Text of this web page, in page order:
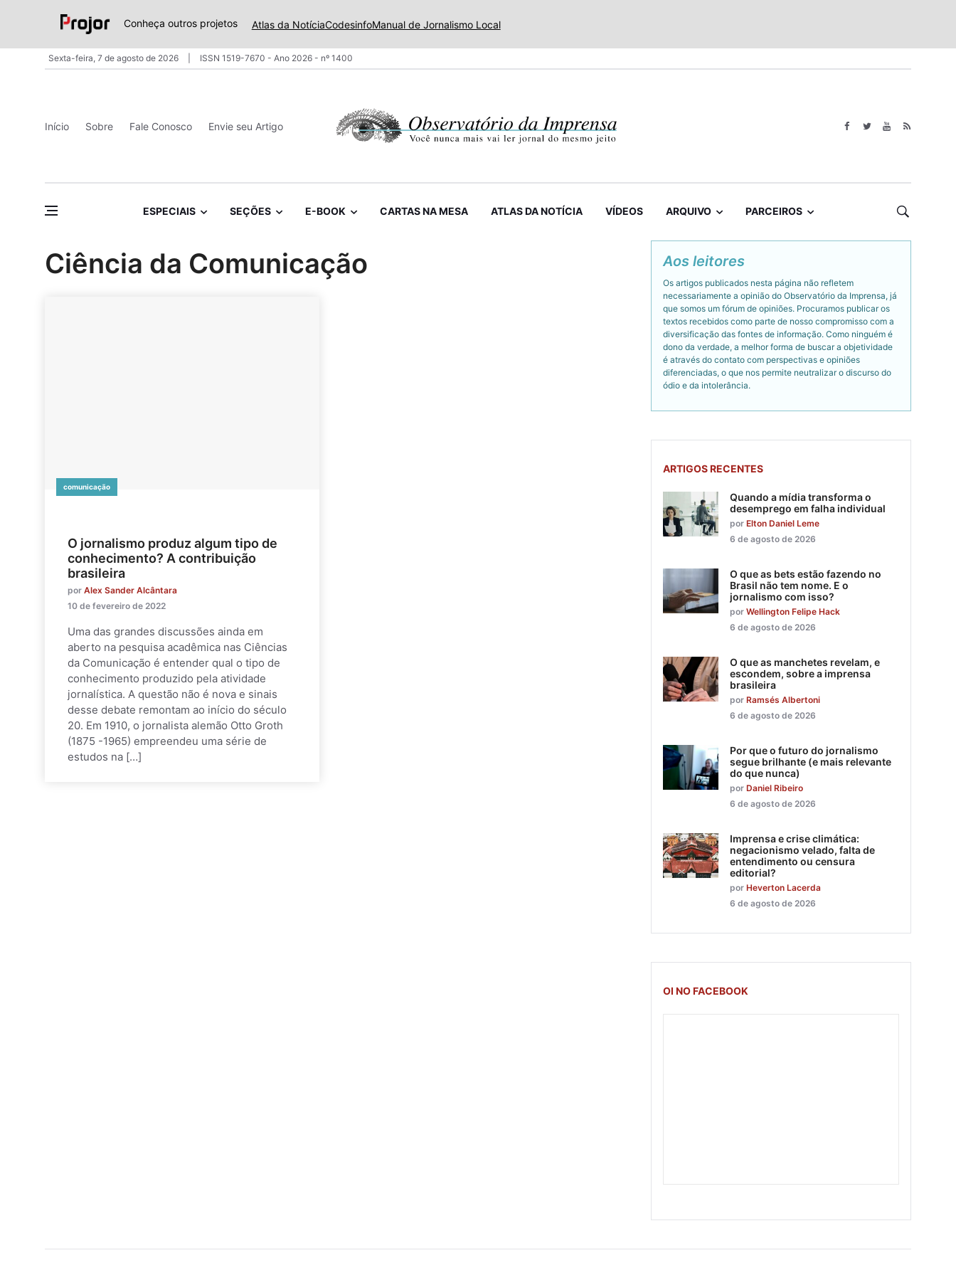
Conheça outros projetos Atlas da NotíciaCodesinfoManual de Jornalismo Local
Sexta-feira, 7 de agosto de 2026 ISSN 1519-7670 - Ano 2026 - nº 1400
Início Sobre Fale Conosco Envie seu Artigo
ESPECIAIS SEÇÕES E-BOOK CARTAS NA MESA ATLAS DA NOTÍCIA VÍDEOS ARQUIVO PARCEIROS
Ciência da Comunicação
comunicação
O jornalismo produz algum tipo de
conhecimento? A contribuição
brasileira
por Alex Sander Alcântara
10 de fevereiro de 2022
Uma das grandes discussões ainda em
aberto na pesquisa acadêmica nas Ciências
da Comunicação é entender qual o tipo de
conhecimento produzido pela atividade
jornalística. A questão não é nova e sinais
desse debate remontam ao início do século
20. Em 1910, o jornalista alemão Otto Groth
(1875 -1965) empreendeu uma série de
estudos na […]
Aos leitores
Os artigos publicados nesta página não refletem
necessariamente a opinião do Observatório da Imprensa, já
que somos um fórum de opiniões. Procuramos publicar os
textos recebidos como parte de nosso compromisso com a
diversificação das fontes de informação. Como ninguém é
dono da verdade, a melhor forma de buscar a objetividade
é através do contato com perspectivas e opiniões
diferenciadas, o que nos permite neutralizar o discurso do
ódio e da intolerância.
ARTIGOS RECENTES
Quando a mídia transforma o
desemprego em falha individual
por Elton Daniel Leme
6 de agosto de 2026
O que as bets estão fazendo no
Brasil não tem nome. E o
jornalismo com isso?
por Wellington Felipe Hack
6 de agosto de 2026
O que as manchetes revelam, e
escondem, sobre a imprensa
brasileira
por Ramsés Albertoni
6 de agosto de 2026
Por que o futuro do jornalismo
segue brilhante (e mais relevante
do que nunca)
por Daniel Ribeiro
6 de agosto de 2026
Imprensa e crise climática:
negacionismo velado, falta de
entendimento ou censura
editorial?
por Heverton Lacerda
6 de agosto de 2026
OI NO FACEBOOK